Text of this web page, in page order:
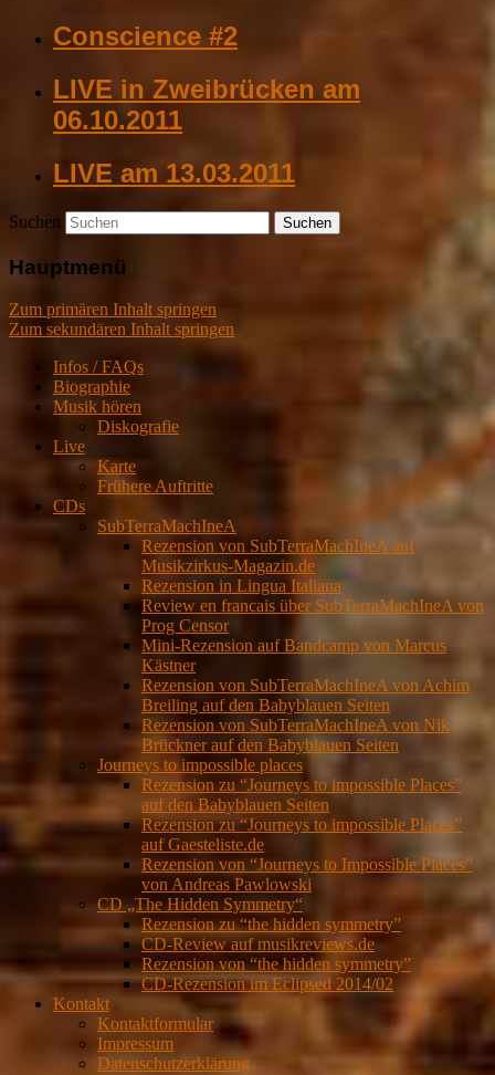
Conscience #2
LIVE in Zweibrücken am
06.10.2011
LIVE am 13.03.2011
Suchen
Hauptmenü
Zum primären Inhalt springen
Zum sekundären Inhalt springen
Infos / FAQs
Biographie
Musik hören
Diskografie
Live
Karte
Frühere Auftritte
CDs
SubTerraMachIneA
Rezension von SubTerraMachIneA auf
Musikzirkus-Magazin.de
Rezension in Lingua Italiana
Review en francais über SubTerraMachIneA von
Prog Censor
Mini-Rezension auf Bandcamp von Marcus
Kästner
Rezension von SubTerraMachIneA von Achim
Breiling auf den Babyblauen Seiten
Rezension von SubTerraMachIneA von Nik
Brückner auf den Babyblauen Seiten
Journeys to impossible places
Rezension zu “Journeys to impossible Places”
auf den Babyblauen Seiten
Rezension zu “Journeys to impossible Places”
auf Gaesteliste.de
Rezension von “Journeys to Impossible Places”
von Andreas Pawlowski
CD „The Hidden Symmetry“
Rezension zu “the hidden symmetry”
CD-Review auf musikreviews.de
Rezension von “the hidden symmetry”
CD-Rezension im Eclipsed 2014/02
Kontakt
Kontaktformular
Impressum
Datenschutzerklärung